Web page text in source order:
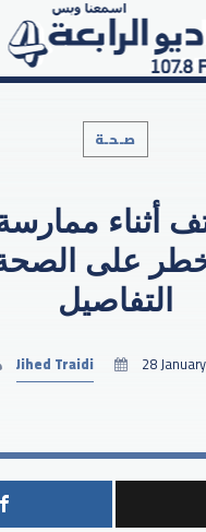
in the
صـحـة
أثناء
على
التفاصيل
Jihed Traidi 28